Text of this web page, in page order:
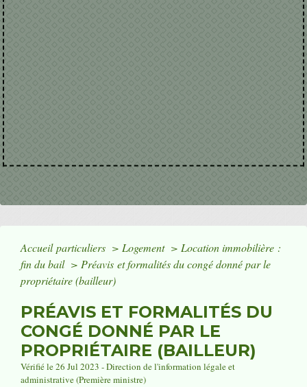
Accueil particuliers > Logement > Location immobilière :
fin du bail > Préavis et formalités du congé donné par le
propriétaire (bailleur)
PRÉAVIS ET FORMALITÉS DU
CONGÉ DONNÉ PAR LE
PROPRIÉTAIRE (BAILLEUR)
Vérifié le 26 Jul 2023 - Direction de l'information légale et
administrative (Première ministre)